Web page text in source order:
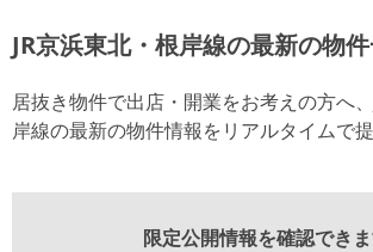
JR京浜東北・根岸線の最新の物件
居抜き物件で出店・開業をお考えの方へ
岸線の最新の物件情報をリアルタイムで
限定公開情報を確認でき